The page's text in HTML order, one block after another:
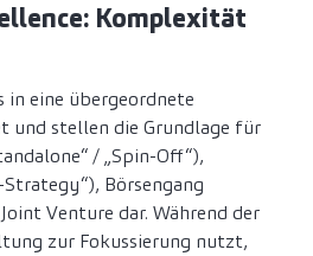
Komplexität
in eine übergeordnete
und stellen die Grundlage für
/ „Spin-Off“),
Börsengang
Venture dar. Während der
zur Fokussierung nutzt,